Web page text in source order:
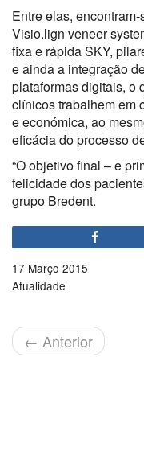
Entre elas,
Visio.lign veneer
fixa e rápida SKY,
e ainda a integração
plataformas digitais, o
clínicos trabalhem em
e económica, ao
eficácia do processo
“O objetivo final – e
felicidade dos
grupo Bredent.
17 Março 2015
Atualidade
← Anterior